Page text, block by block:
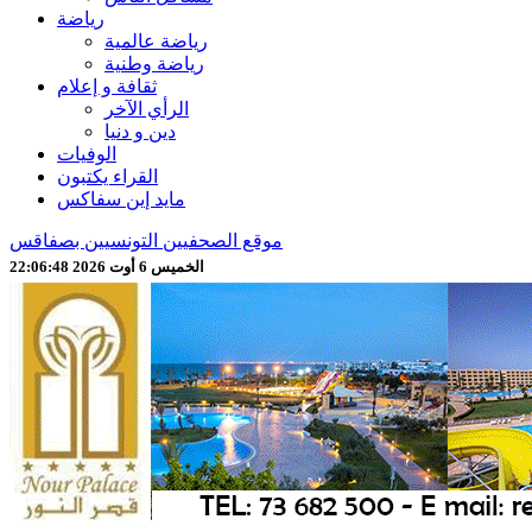
رياضة
رياضة عالمية
رياضة وطنية
ثقافة و إعلام
الرأي الآخر
دين و دنيا
الوفيات
القراء يكتبون
مايد إين سفاكس
موقع الصحفيين التونسيين بصفاقس
الخميس 6 أوت 2026 22:06:50